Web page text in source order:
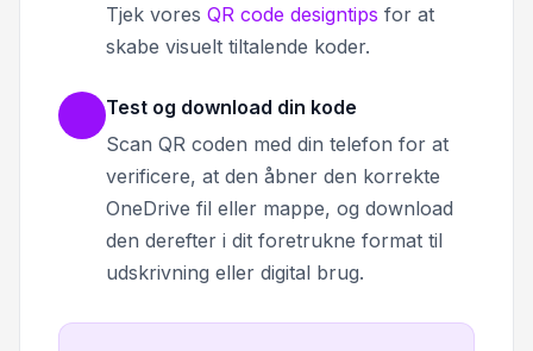
Tjek vores QR code designtips for at
skabe visuelt tiltalende koder.
Test og download din kode
Scan QR coden med din telefon for at
verificere, at den åbner den korrekte
OneDrive fil eller mappe, og download
den derefter i dit foretrukne format til
udskrivning eller digital brug.